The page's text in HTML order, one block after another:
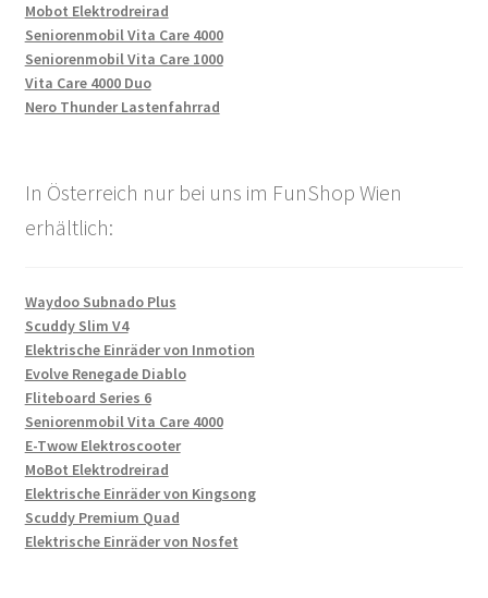
Mobot Elektrodreirad
Seniorenmobil Vita Care 4000
Seniorenmobil Vita Care 1000
Vita Care 4000 Duo
Nero Thunder Lastenfahrrad
In Österreich nur bei uns im FunShop Wien
erhältlich:
Waydoo Subnado Plus
Scuddy Slim V4
Elektrische Einräder von Inmotion
Evolve Renegade Diablo
Fliteboard Series 6
Seniorenmobil Vita Care 4000
E-Twow Elektroscooter
MoBot Elektrodreirad
Elektrische Einräder von Kingsong
Scuddy Premium Quad
Elektrische Einräder von Nosfet